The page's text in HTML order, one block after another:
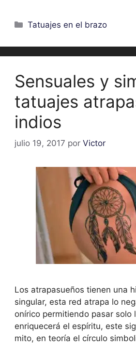
Categorías
Tatuajes en el brazo
Sensuales y
tatuajes
indios
julio 19, 2017 por Victor
Los atrapasueños tienen una
singular, esta red atrapa lo
onírico permitiendo pasar solo
enriquecerá el espíritu, este
mito, en teoría el círculo